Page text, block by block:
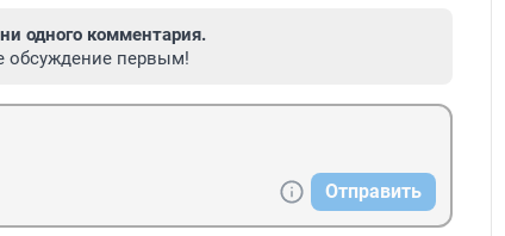
одного комментария.
обсуждение первым!
Отправить